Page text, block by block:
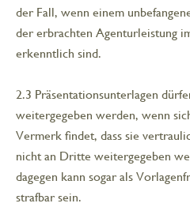
der Fall, wenn einem
der erbrachten Agenturleistung
erkenntlich sind.
2.3 Präsentationsunterlagen
weitergegeben werden, wenn
Vermerk findet, dass sie
nicht an Dritte weitergegeben
dagegen kann sogar als
strafbar sein.